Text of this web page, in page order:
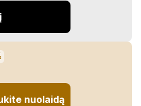
nuolaidą